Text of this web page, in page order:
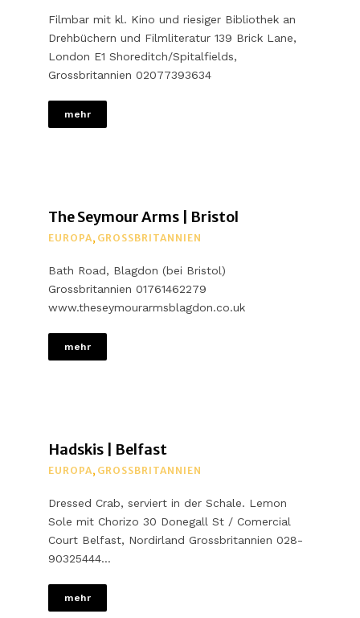
Filmbar mit kl. Kino und riesiger Bibliothek an
Drehbüchern und Filmliteratur 139 Brick Lane,
London E1 Shoreditch/Spitalfields,
Grossbritannien 02077393634
mehr
The Seymour Arms | Bristol
EUROPA, GROSSBRITANNIEN
Bath Road, Blagdon (bei Bristol)
Grossbritannien 01761462279
www.theseymourarmsblagdon.co.uk
mehr
Hadskis | Belfast
EUROPA, GROSSBRITANNIEN
Dressed Crab, serviert in der Schale. Lemon
Sole mit Chorizo 30 Donegall St / Comercial
Court Belfast, Nordirland Grossbritannien 028-
90325444…
mehr